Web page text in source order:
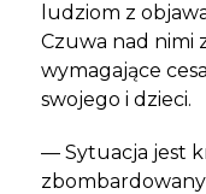
ludziom z
Czuwa nad nimi
wymagające
swojego i dzieci.
— Sytuacja jest